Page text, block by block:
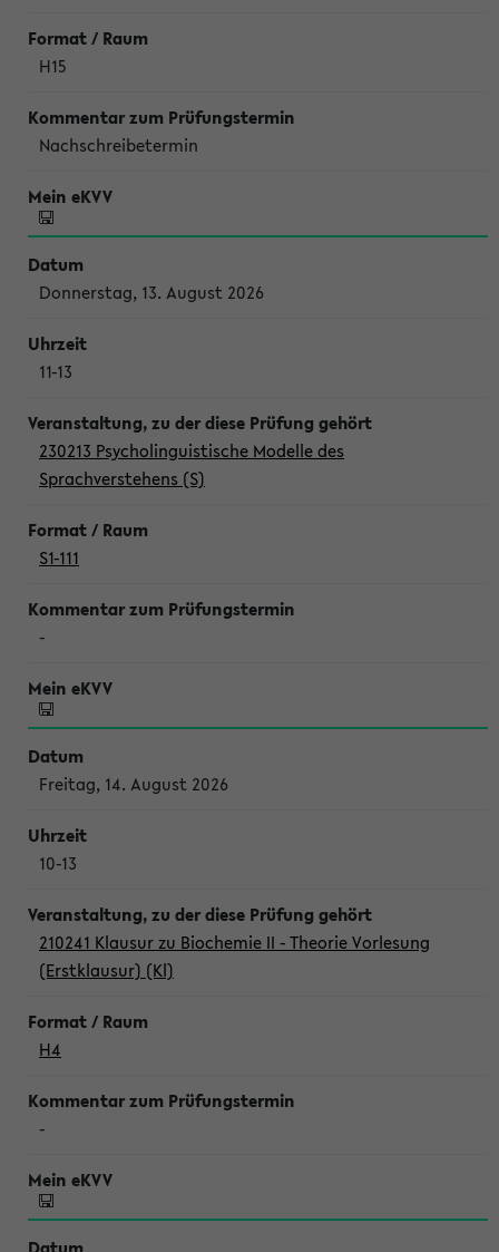
H15
Nachschreibetermin
Donnerstag, 13. August 2026
11-13
230213 Psycholinguistische Modelle des
Sprachverstehens (S)
S1-111
-
Freitag, 14. August 2026
10-13
210241 Klausur zu Biochemie II - Theorie Vorlesung
(Erstklausur) (Kl)
H4
-